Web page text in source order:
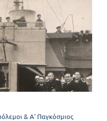
&
1915
& Α' Παγκόσμιος
& Α' Παγκόσμιος